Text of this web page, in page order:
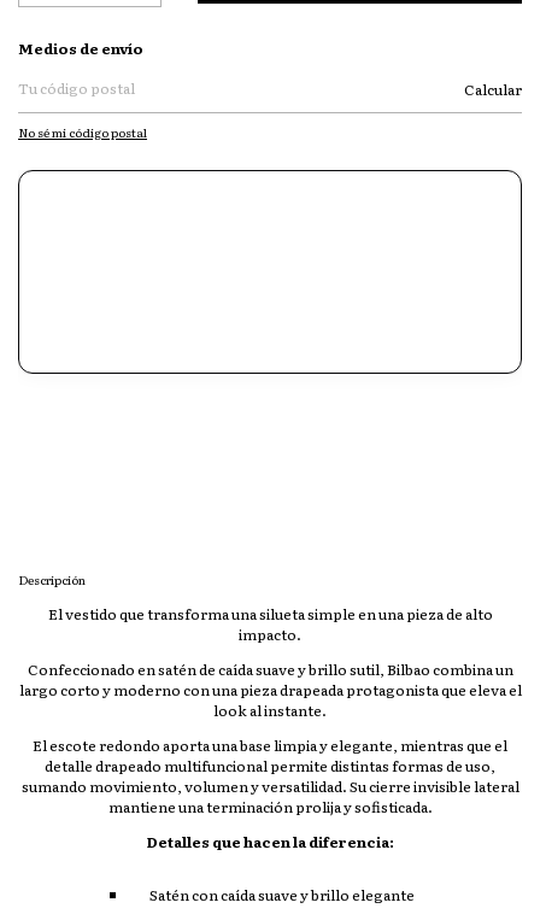
Entregas para el CP:
Medios de envío
Calcular
No sé mi código postal
Descripción
El vestido que transforma una silueta simple en una pieza de alto
impacto.
Confeccionado en satén de caída suave y brillo sutil, Bilbao combina un
largo corto y moderno con una pieza drapeada protagonista que eleva el
look al instante.
El escote redondo aporta una base limpia y elegante, mientras que el
detalle drapeado multifuncional permite distintas formas de uso,
sumando movimiento, volumen y versatilidad. Su cierre invisible lateral
mantiene una terminación prolija y sofisticada.
Detalles que hacen la diferencia:
Satén con caída suave y brillo elegante